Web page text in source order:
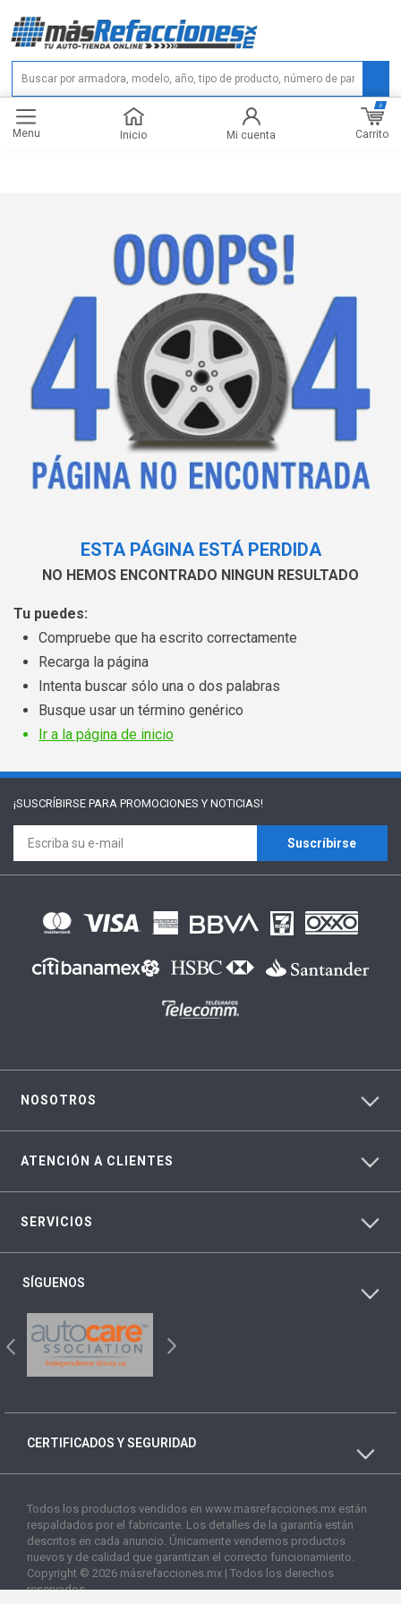
Menu Inicio Mi cuenta Carrito
0
ESTA PÁGINA ESTÁ PERDIDA
NO HEMOS ENCONTRADO NINGUN RESULTADO
Tu puedes:
Compruebe que ha escrito correctamente
Recarga la página
Intenta buscar sólo una o dos palabras
Busque usar un término genérico
Ir a la página de inicio
¡SUSCRÍBIRSE PARA PROMOCIONES Y NOTICIAS!
Suscríbirse
NOSOTROS
ATENCIÓN A CLIENTES
SERVICIOS
SÍGUENOS
CERTIFICADOS Y SEGURIDAD
Todos los productos vendidos en www.masrefacciones.mx están
respaldados por el fabricante. Los detalles de la garantía están
descritos en cada anuncio. Únicamente vendemos productos
nuevos y de calidad que garantizan el correcto funcionamiento.
Copyright © 2026 másrefacciones.mx | Todos los derechos
reservados